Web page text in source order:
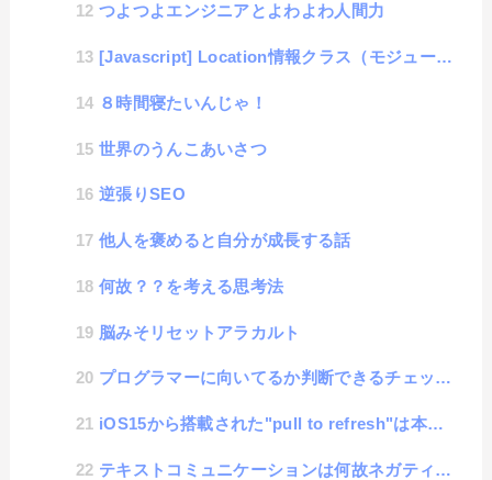
つよつよエンジニアとよわよわ人間力
[Javascript] Location情報クラス（モジュール版）
８時間寝たいんじゃ！
世界のうんこあいさつ
逆張りSEO
他人を褒めると自分が成長する話
何故？？を考える思考法
脳みそリセットアラカルト
プログラマーに向いてるか判断できるチェックリスト
iOS15から搭載された"pull to refresh"は本当にいらん機能
テキストコミュニケーションは何故ネガティブに受け取りがちなのか？